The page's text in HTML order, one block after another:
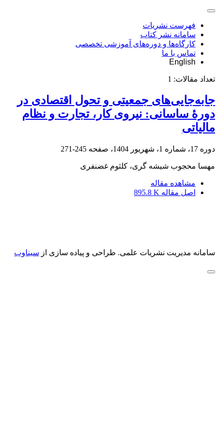
فهرست نشریات
سامانه نشر کتاب
کارگاه‌ها و دوره‌های آموزشی تخصصی
تماس با ما
English
تعداد مقالات: 1
جابه‌جایی‌های جمعیتی و تحول اقتصادی در
دورۀ ساسانی: نیروی کار، تجارت و نظام
مالیاتی
دوره 17، شماره 1، شهریور 1404، صفحه 245-271
مهسا محجوب شیشه گری، کلثوم غضنفری
مشاهده مقاله
اصل مقاله 895.8 K
سامانه مدیریت نشریات علمی. طراحی و پیاده سازی از سیناوب